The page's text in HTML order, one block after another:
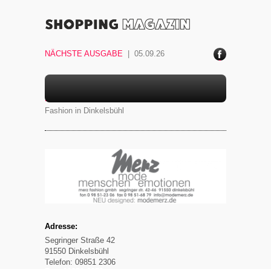
NÄCHSTE AUSGABE | 05.09.26
ace
k
MERZ FASHION
Fashion in Dinkelsbühl
Adresse:
Segringer Straße 42
91550 Dinkelsbühl
Telefon: 09851 2306